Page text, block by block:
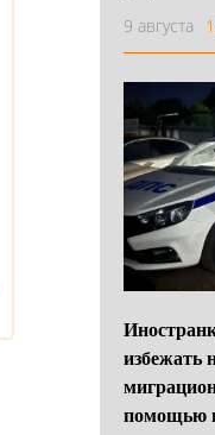
9 августа
избежать
помощью